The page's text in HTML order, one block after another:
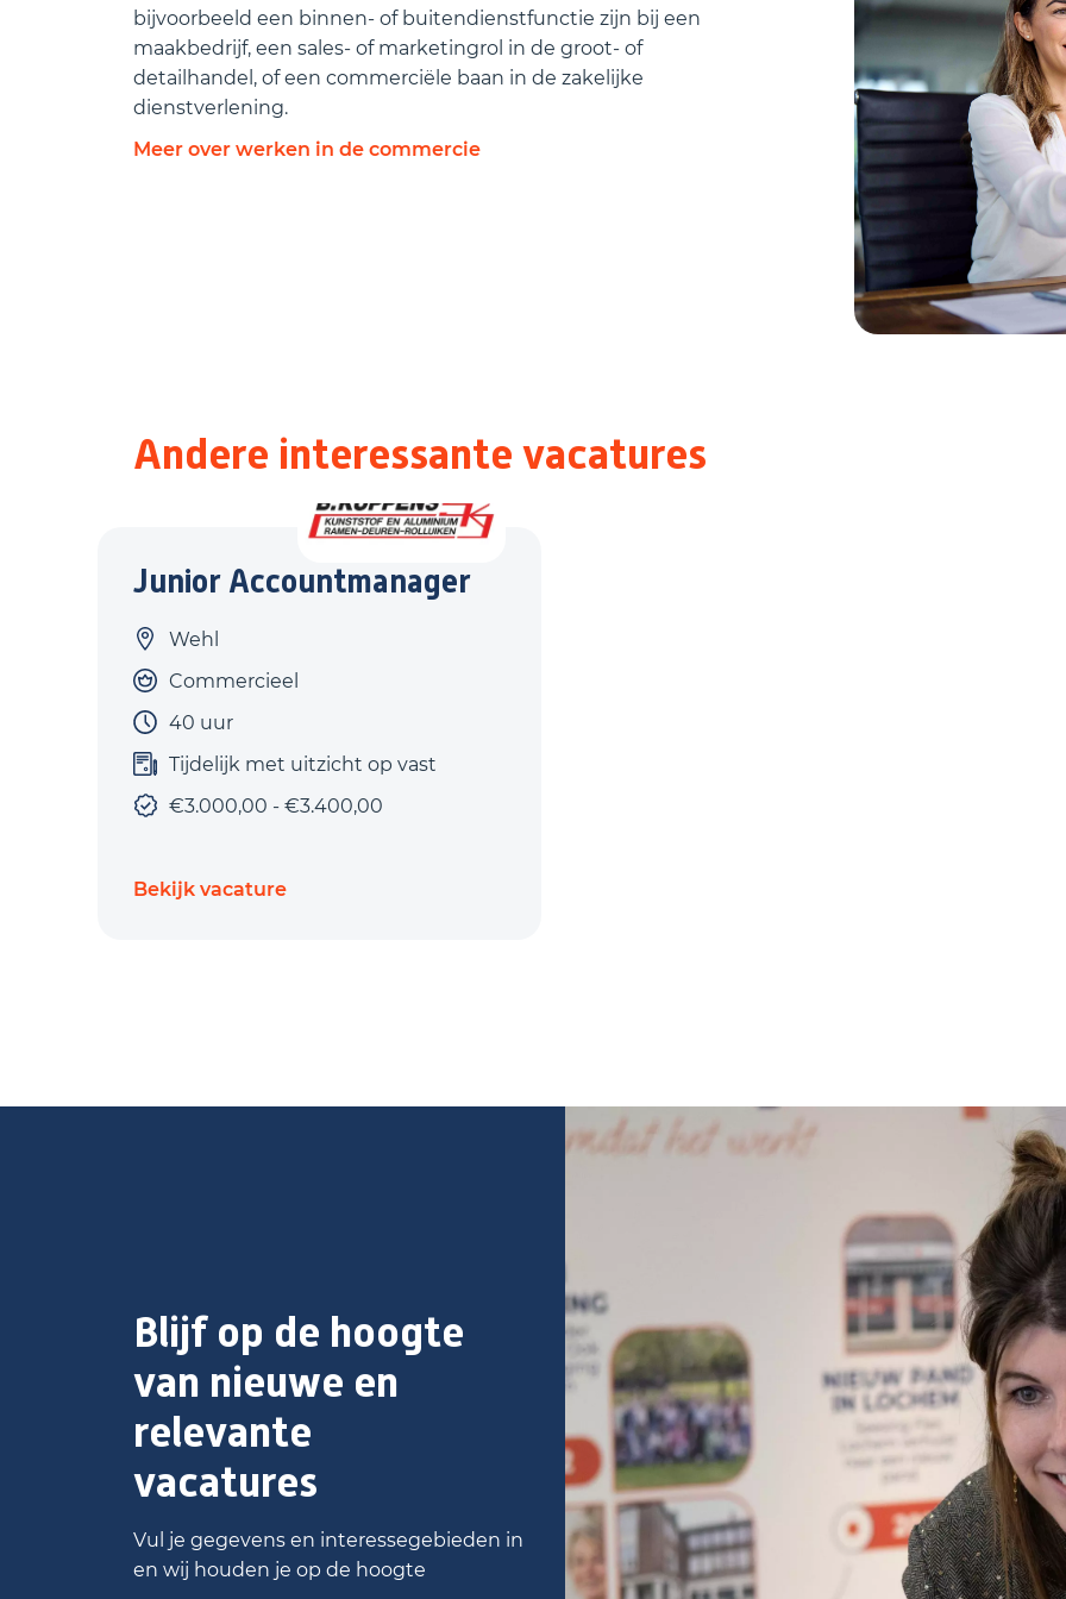
bijvoorbeeld een binnen- of buitendienstfunctie zijn bij een
maakbedrijf, een sales- of marketingrol in de groot- of
detailhandel, of een commerciële baan in de zakelijke
dienstverlening.
Meer over werken in de commercie
Andere interessante vacatures
Junior Accountmanager
Wehl
Commercieel
40 uur
Tijdelijk met uitzicht op vast
€3.000,00 - €3.400,00
Bekijk vacature
Blijf op de hoogte
van nieuwe en
relevante
vacatures
Vul je gegevens en interessegebieden in
en wij houden je op de hoogte